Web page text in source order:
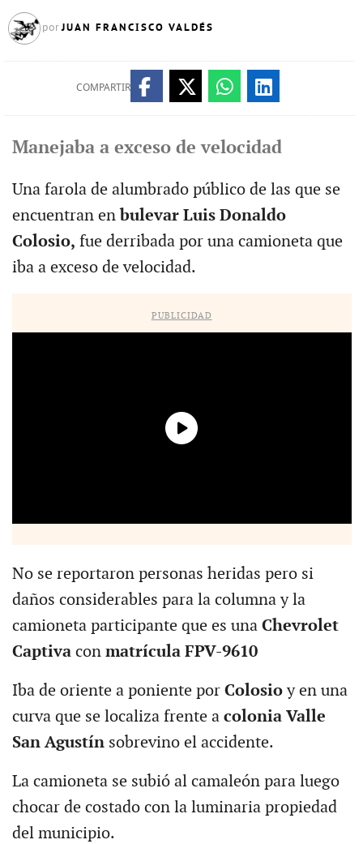
porJUAN FRANCISCO VALDÉS
COMPARTIR
Manejaba a exceso de velocidad
Una farola de alumbrado público de las que se
encuentran enbulevar Luis Donaldo
Colosio, fue derribada por una camioneta que
iba a exceso de velocidad.
PUBLICIDAD
No se reportaron personas heridas pero si
daños considerables para la columna y la
camioneta participante que es una Chevrolet
Captivacon matrícula FPV-9610
Iba de oriente a poniente por Colosioy en una
curva que se localiza frente acolonia Valle
San Agustínsobrevino el accidente.
La camioneta se subió al camaleón para luego
chocar de costado con la luminaria propiedad
del municipio.